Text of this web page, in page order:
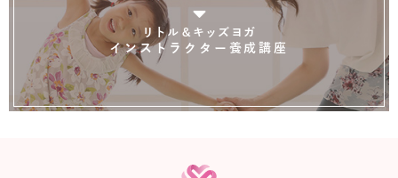
リトル＆キッズヨガ
インストラクター養成講座